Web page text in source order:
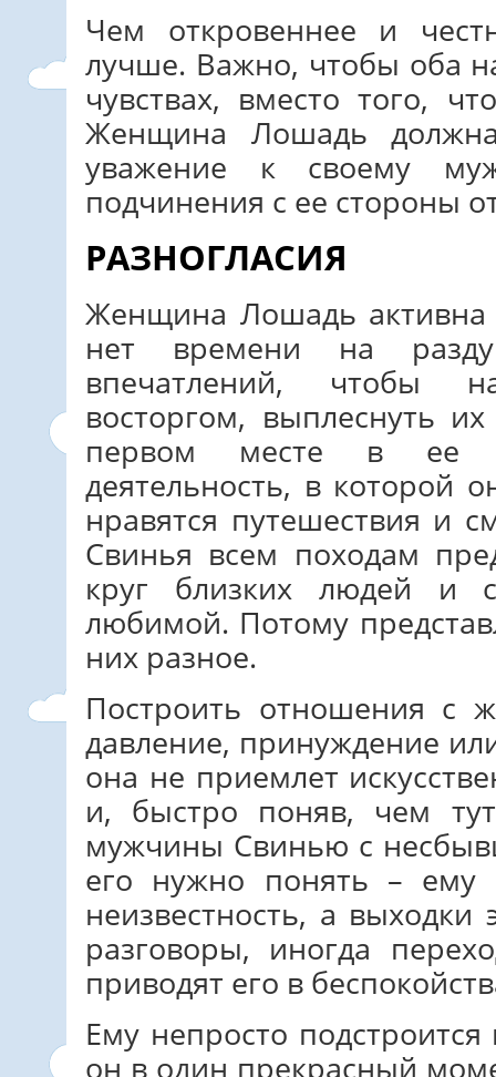
Чем откровеннее и
лучше. Важно, чтобы оба
чувствах, вместо того,
Женщина Лошадь
уважение к своему
подчинения с ее стороны
РАЗНОГЛАСИЯ
Женщина Лошадь активна
нет времени на
впечатлений, чтобы
восторгом, выплеснуть
первом месте в ее
деятельность, в которой
нравятся путешествия и
Свинья всем походам
круг близких людей и
любимой. Потому
них разное.
Построить отношения с
давление, принуждение
она не приемлет
и, быстро поняв, чем
мужчины Свинью с
его нужно понять – ему
неизвестность, а
разговоры, иногда
приводят его в
Ему непросто
он в один прекрасный